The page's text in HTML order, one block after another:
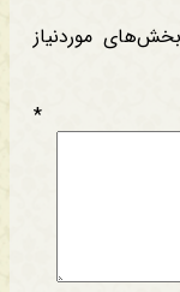
بخش‌های موردنیاز
*